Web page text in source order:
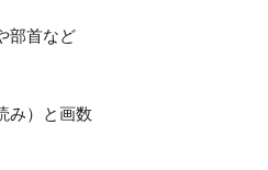
部首など
み）と画数